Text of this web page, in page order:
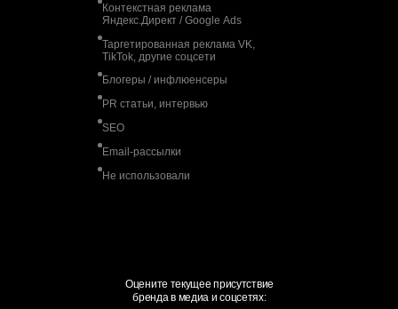
Оцените текущее присутствие
бренда в медиа и соцсетях:
Контекстная реклама
Яндекс.Директ / Google Ads
Таргетированная реклама VK,
TikTok, другие соцсети
Блогеры / инфлюенсеры
PR статьи, интервью
SEO
Email-рассылки
Не использовали